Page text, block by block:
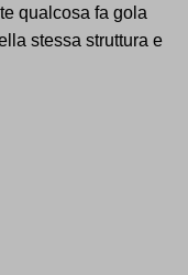
qualcosa fa gola
stessa struttura e